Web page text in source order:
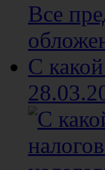
Все
С